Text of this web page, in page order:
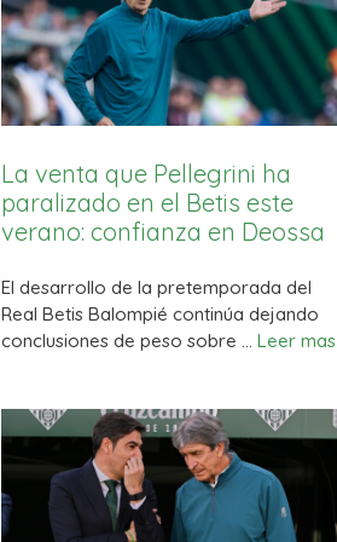
La venta que Pellegrini ha
paralizado en el Betis este
verano: confianza en Deossa
El desarrollo de la pretemporada del
Real Betis Balompié continúa dejando
conclusiones de peso sobre … Leer mas